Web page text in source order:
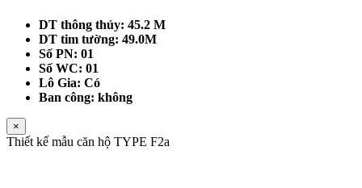
DT thông thủy: 45.2 M
DT tim tường: 49.0M
Số PN: 01
Số WC: 01
Lô Gia: Có
Ban công: không
×
Thiết kế mẫu căn hộ TYPE F2a